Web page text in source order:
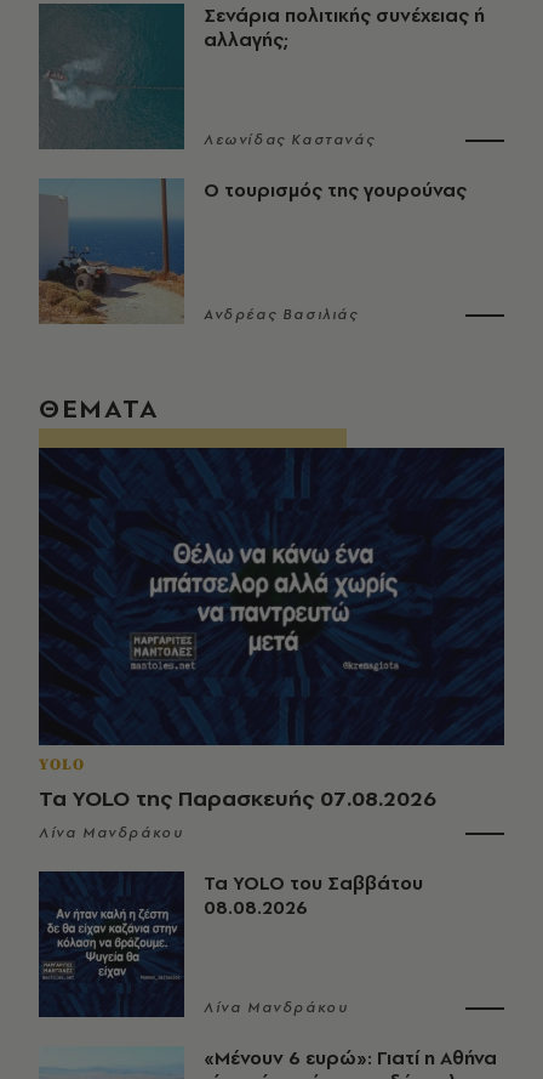
Σενάρια πολιτικής συνέχειας ή
αλλαγής;
Λεωνίδας Καστανάς
Ο τουρισμός της γουρούνας
Ανδρέας Βασιλιάς
ΘΕΜΑΤΑ
YOLO
Τα YOLO της Παρασκευής 07.08.2026
Λίνα Μανδράκου
Τα YOLO του Σαββάτου
08.08.2026
Λίνα Μανδράκου
«Μένουν 6 ευρώ»: Γιατί η Αθήνα